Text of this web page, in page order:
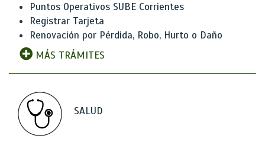
Puntos Operativos SUBE Corrientes
Registrar Tarjeta
Renovación por Pérdida, Robo, Hurto o Daño
MÁS TRÁMITES
SALUD